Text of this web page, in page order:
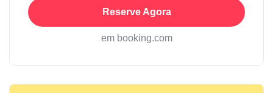
Reserve Agora
em booking.com